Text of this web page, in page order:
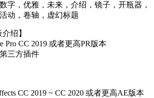
字，优雅，未来，介绍，镜子，开瓶器，
动，卷轴，虚幻标题
介绍】
Pro CC 2019 或者更高PR版本
三方插件
CC 2019 ~ CC 2020 或者更高AE版本